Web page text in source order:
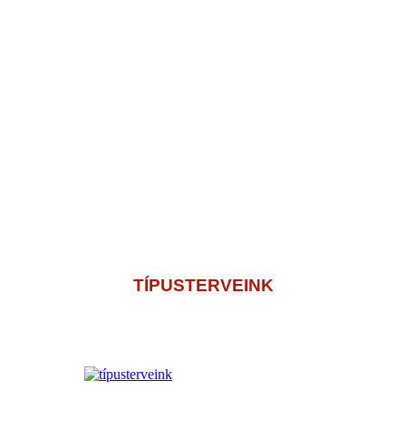
TÍPUSTERVEINK